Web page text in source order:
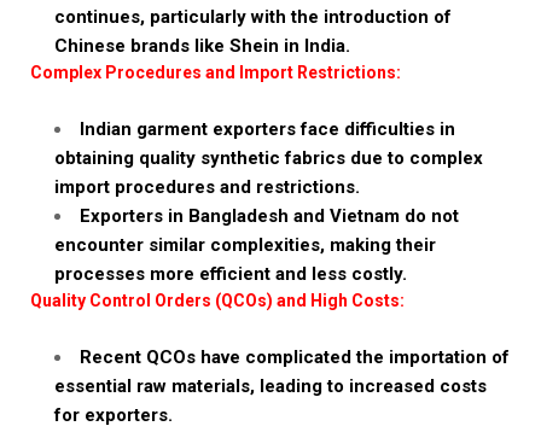
continues, particularly with the introduction of
Chinese brands like Shein in India.
Complex Procedures and Import Restrictions:
Indian garment exporters face difficulties in
obtaining quality synthetic fabrics due to complex
import procedures and restrictions.
Exporters in Bangladesh and Vietnam do not
encounter similar complexities, making their
processes more efficient and less costly.
Quality Control Orders (QCOs) and High Costs:
Recent QCOs have complicated the importation of
essential raw materials, leading to increased costs
for exporters.